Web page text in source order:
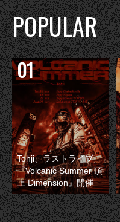
POPULAR
Tohji、ラストライブ
『Volcanic Summer 頂
上 Dimension』開催